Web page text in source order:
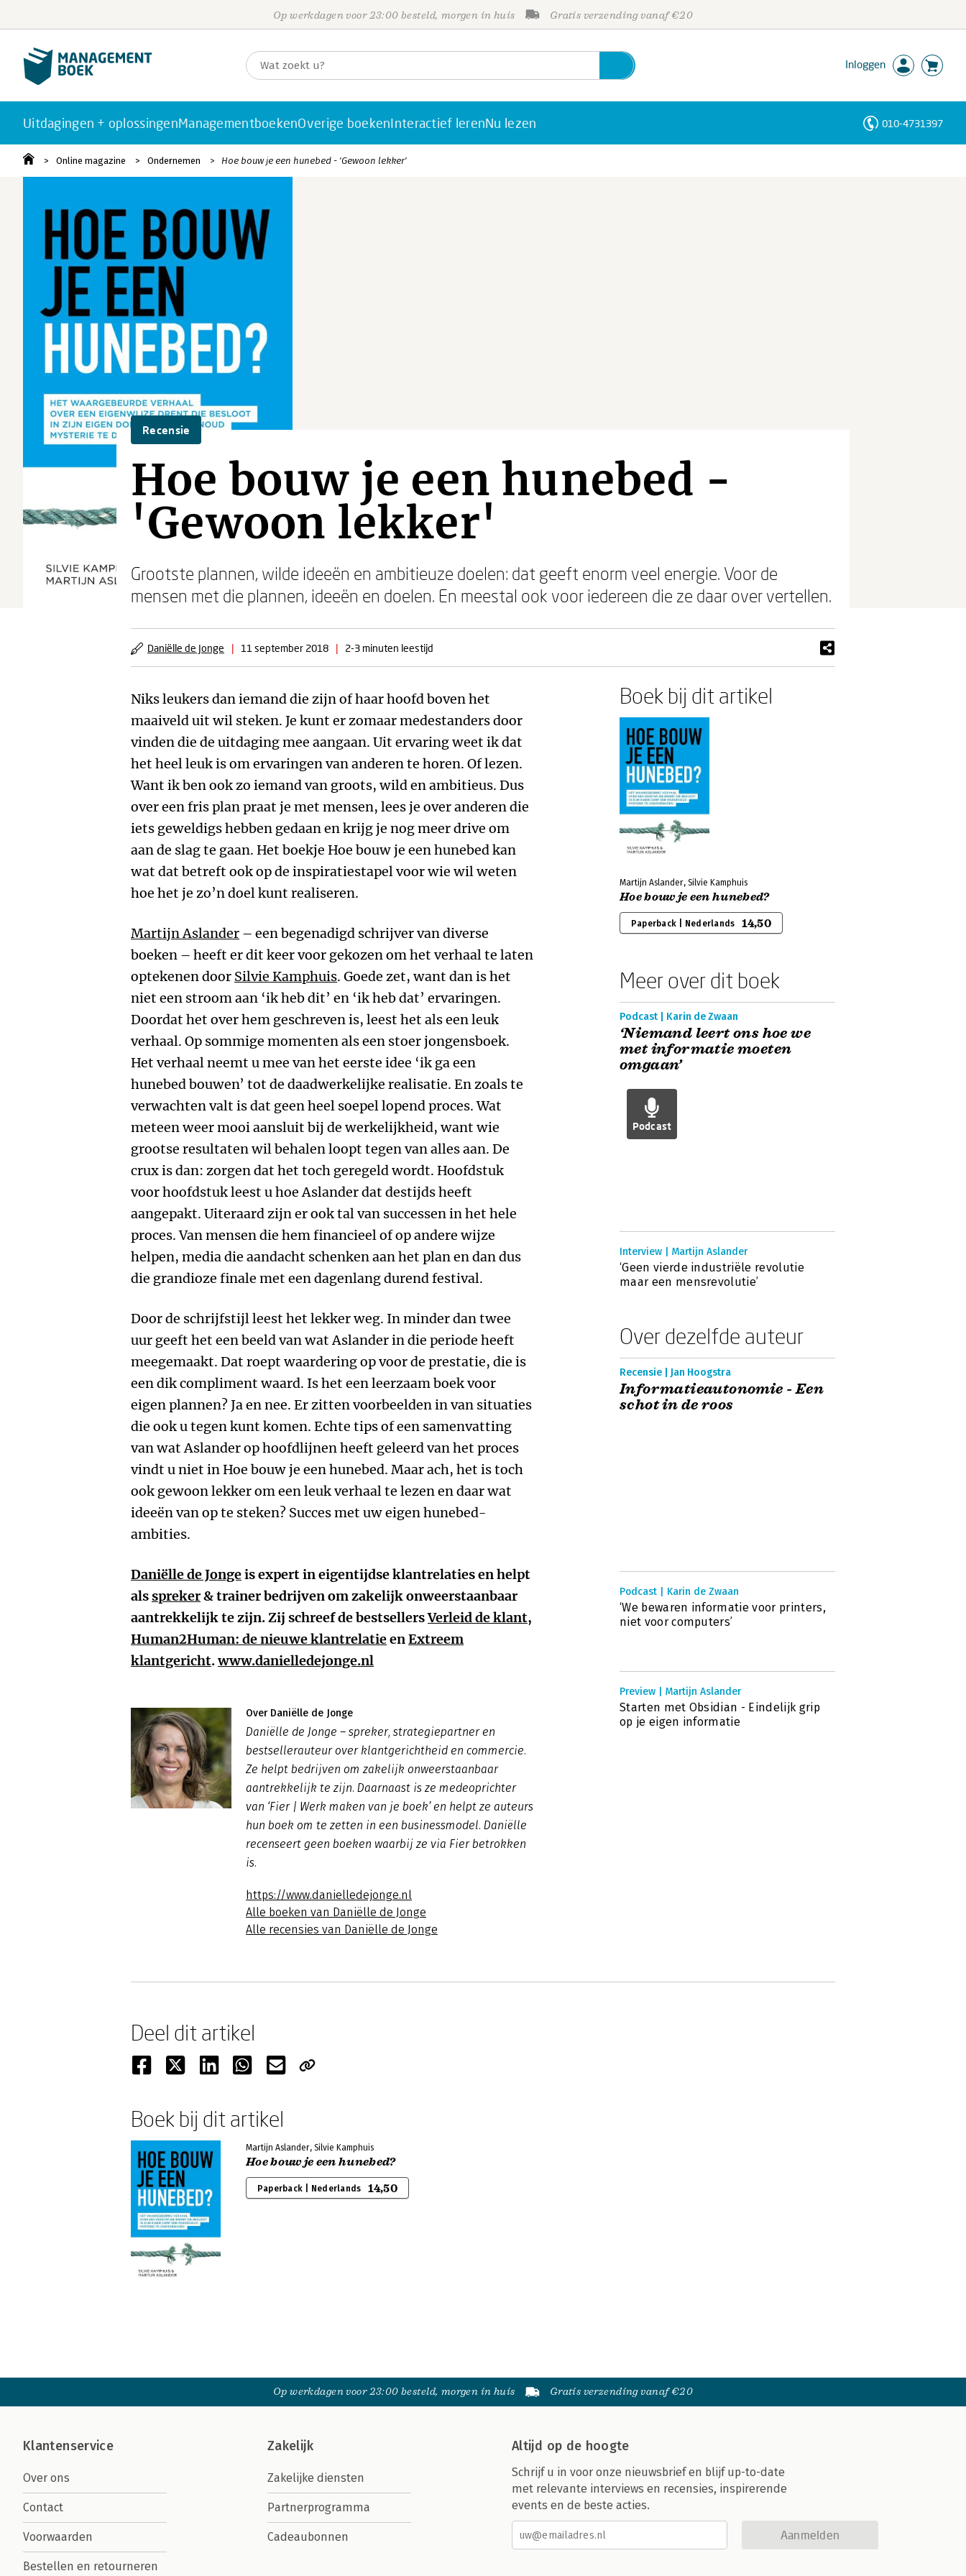
Op werkdagen voor 23:00 besteld, morgen in huis Gratis verzending vanaf €20
Inloggen
Uitdagingen + oplossingenManagementboekenOverige boekenInteractief lerenNu lezen 010-4731397
Online magazine Ondernemen Hoe bouw je een hunebed - 'Gewoon lekker'
Recensie
Hoe bouw je een hunebed -
'Gewoon lekker'
Grootste plannen, wilde ideeën en ambitieuze doelen: dat geeft enorm veel energie. Voor de
mensen met die plannen, ideeën en doelen. En meestal ook voor iedereen die ze daar over vertellen.
Daniëlle de Jonge | 11 september 2018 | 2-3 minuten leestijd
Niks leukers dan iemand die zijn of haar hoofd boven het
maaiveld uit wil steken. Je kunt er zomaar medestanders door
vinden die de uitdaging mee aangaan. Uit ervaring weet ik dat
het heel leuk is om ervaringen van anderen te horen. Of lezen.
Want ik ben ook zo iemand van groots, wild en ambitieus. Dus
over een fris plan praat je met mensen, lees je over anderen die
iets geweldigs hebben gedaan en krijg je nog meer drive om
aan de slag te gaan. Het boekje Hoe bouw je een hunebed kan
wat dat betreft ook op de inspiratiestapel voor wie wil weten
hoe het je zo’n doel kunt realiseren.
Martijn Aslander – een begenadigd schrijver van diverse
boeken – heeft er dit keer voor gekozen om het verhaal te laten
optekenen door Silvie Kamphuis. Goede zet, want dan is het
niet een stroom aan ‘ik heb dit’ en ‘ik heb dat’ ervaringen.
Doordat het over hem geschreven is, leest het als een leuk
verhaal. Op sommige momenten als een stoer jongensboek.
Het verhaal neemt u mee van het eerste idee ‘ik ga een
hunebed bouwen’ tot de daadwerkelijke realisatie. En zoals te
verwachten valt is dat geen heel soepel lopend proces. Wat
meteen weer mooi aansluit bij de werkelijkheid, want wie
grootse resultaten wil behalen loopt tegen van alles aan. De
crux is dan: zorgen dat het toch geregeld wordt. Hoofdstuk
voor hoofdstuk leest u hoe Aslander dat destijds heeft
aangepakt. Uiteraard zijn er ook tal van successen in het hele
proces. Van mensen die hem financieel of op andere wijze
helpen, media die aandacht schenken aan het plan en dan dus
die grandioze finale met een dagenlang durend festival.
Door de schrijfstijl leest het lekker weg. In minder dan twee
uur geeft het een beeld van wat Aslander in die periode heeft
meegemaakt. Dat roept waardering op voor de prestatie, die is
een dik compliment waard. Is het een leerzaam boek voor
eigen plannen? Ja en nee. Er zitten voorbeelden in van situaties
die ook u tegen kunt komen. Echte tips of een samenvatting
van wat Aslander op hoofdlijnen heeft geleerd van het proces
vindt u niet in Hoe bouw je een hunebed. Maar ach, het is toch
ook gewoon lekker om een leuk verhaal te lezen en daar wat
ideeën van op te steken? Succes met uw eigen hunebed-
ambities.
Daniëlle de Jongeis expert in eigentijdse klantrelaties en helpt
als spreker& trainer bedrijven om zakelijk onweerstaanbaar
aantrekkelijk te zijn. Zij schreef de bestsellersVerleid de klant,
Human2Human: de nieuwe klantrelatieenExtreem
klantgericht.www.danielledejonge.nl
Over Daniëlle de Jonge
Daniëlle de Jonge – spreker, strategiepartner en
bestsellerauteur over klantgerichtheid en commercie.
Ze helpt bedrijven om zakelijk onweerstaanbaar
aantrekkelijk te zijn. Daarnaast is ze medeoprichter
van ‘Fier | Werk maken van je boek’ en helpt ze auteurs
hun boek om te zetten in een businessmodel. Daniëlle
recenseert geen boeken waarbij ze via Fier betrokken
is.
https://www.danielledejonge.nl
Alle boeken van Daniëlle de Jonge
Alle recensies van Daniëlle de Jonge
Boek bij dit artikel
Martijn Aslander, Silvie Kamphuis
Hoe bouw je een hunebed?
Paperback | Nederlands 14,50
Meer over dit boek
Podcast | Karin de Zwaan
‘Niemand leert ons hoe we
met informatie moeten
omgaan’
Podcast
Interview | Martijn Aslander
‘Geen vierde industriële revolutie
maar een mensrevolutie’
Over dezelfde auteur
Recensie | Jan Hoogstra
Informatieautonomie - Een
schot in de roos
Podcast | Karin de Zwaan
‘We bewaren informatie voor printers,
niet voor computers’
Preview | Martijn Aslander
Starten met Obsidian - Eindelijk grip
op je eigen informatie
Deel dit artikel
Boek bij dit artikel
Martijn Aslander, Silvie Kamphuis
Hoe bouw je een hunebed?
Paperback | Nederlands 14,50
Op werkdagen voor 23:00 besteld, morgen in huis Gratis verzending vanaf €20
Klantenservice
Over ons
Contact
Voorwaarden
Bestellen en retourneren
Zakelijk
Zakelijke diensten
Partnerprogramma
Cadeaubonnen
Altijd op de hoogte
Schrijf u in voor onze nieuwsbrief en blijf up-to-date
met relevante interviews en recensies, inspirerende
events en de beste acties.
Aanmelden
Personen